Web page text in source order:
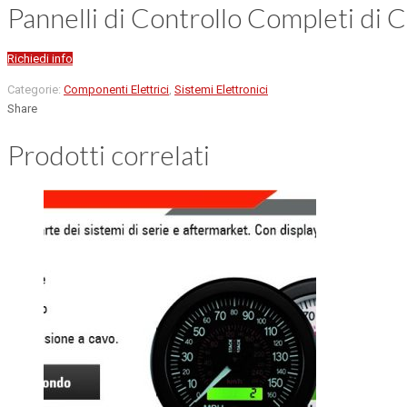
Pannelli di Controllo Completi di
Richiedi info
Categorie: Componenti Elettrici Sistemi Elettronici
Share
Prodotti correlati